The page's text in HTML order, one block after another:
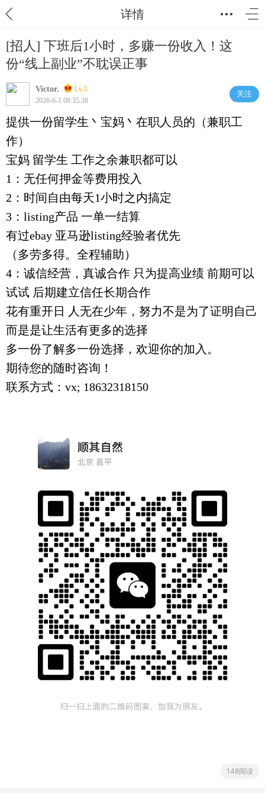
详情
[招人] 下班后1小时，多赚一份收入！这
份“线上副业”不耽误正事
Victor.
Lv.3
2026-6-1 08:35:38
关注
提供一份留学生丶宝妈丶在职人员的（兼职工
作）
宝妈 留学生 工作之余兼职都可以
1：无任何押金等费用投入
2：时间自由每天1小时之内搞定
3：listing产品 一单一结算
有过ebay 亚马逊listing经验者优先
（多劳多得。全程辅助）
4：诚信经营，真诚合作 只为提高业绩 前期可以
试试 后期建立信任长期合作
花有重开日 人无在少年，努力不是为了证明自己
而是是让生活有更多的选择
多一份了解多一份选择，欢迎你的加入。
期待您的随时咨询！
联系方式：vx; 18632318150
148阅读